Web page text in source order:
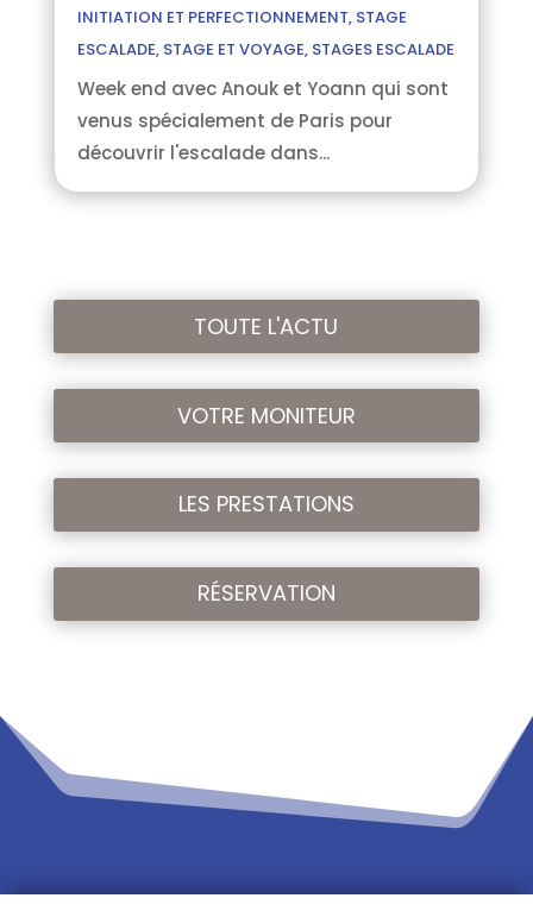
INITIATION ET PERFECTIONNEMENT, STAGE
ESCALADE, STAGE ET VOYAGE, STAGES ESCALADE
Week end avec Anouk et Yoann qui sont
venus spécialement de Paris pour
découvrir l'escalade dans...
TOUTE L'ACTU
VOTRE MONITEUR
LES PRESTATIONS
RÉSERVATION